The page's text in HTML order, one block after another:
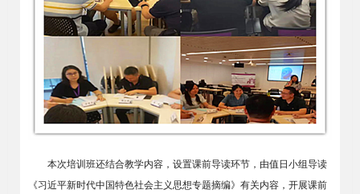
本次培训班还结合教学内容，设置课前导读环节，由值日小组导读
《习近平新时代中国特色社会主义思想专题摘编》有关内容，开展课前